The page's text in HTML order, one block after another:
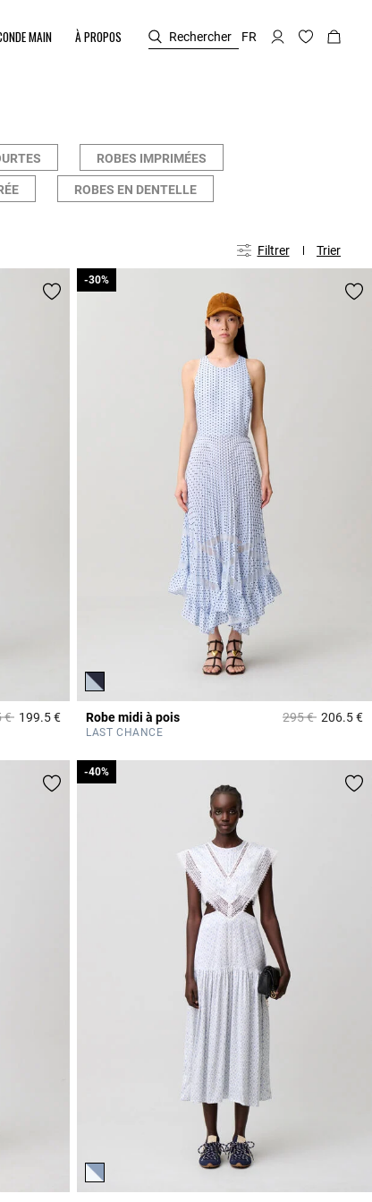
MAIN À PROPOS Rechercher FR
ROBES IMPRIMÉES
ROBES EN DENTELLE
Filtrer Trier
réduit à partir de
€à199.5 €5 out of 5 Customer Rating
Robe midi à pois Prix réduit à
295 €à
-30%
206.5 €5
LAST CHANCE
-30%
-40%
-40%